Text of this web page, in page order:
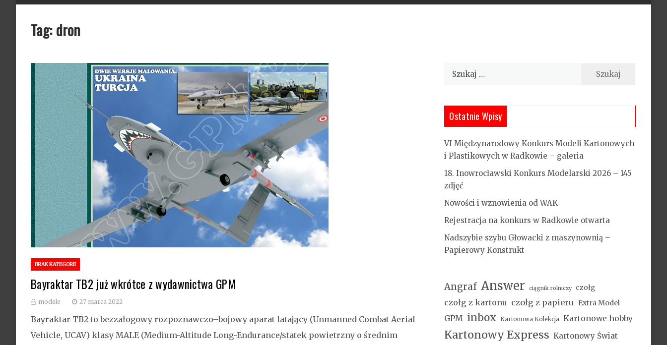
Tag:dron
BRAK KATEGORII
Bayraktar TB2 już wkrótce z wydawnictwa GPM
modele 27 marca 2022
Bayraktar TB2 to bezzałogowy rozpoznawczo–bojowy aparat latający (Unmanned Combat Aerial
Vehicle, UCAV) klasy MALE (Medium-Altitude Long-Endurance/statek powietrzny o średnim
Szukaj:
Ostatnie Wpisy
VI Międzynarodowy Konkurs Modeli Kartonowych
i Plastikowych w Radkowie – galeria
18. Inowrocławski Konkurs Modelarski 2026 – 145
zdjęć
Nowości i wznowienia od WAK
Rejestracja na konkurs w Radkowie otwarta
Nadszybie szybu Głowacki z maszynownią –
Papierowy Konstrukt
Angraf Answer ciągnik rolniczy czołg
czołg z kartonu czołg z papieru Extra Model
GPM inbox Kartonowa Kolekcja Kartonowe hobby
Kartonowy Express Kartonowy Świat